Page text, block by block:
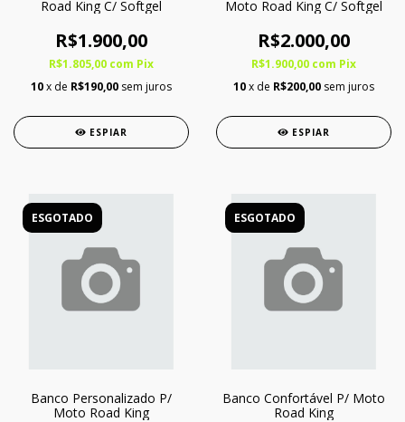
Road King C/ Softgel
R$1.900,00
R$1.805,00 com Pix
10x de R$190,00 sem juros
ESPIAR
Moto Road King C/ Softgel
R$2.000,00
R$1.900,00 com Pix
10x de R$200,00 sem juros
ESPIAR
ESGOTADO
Banco Personalizado P/
Moto Road King
ESGOTADO
Banco Confortável P/ Moto
Road King